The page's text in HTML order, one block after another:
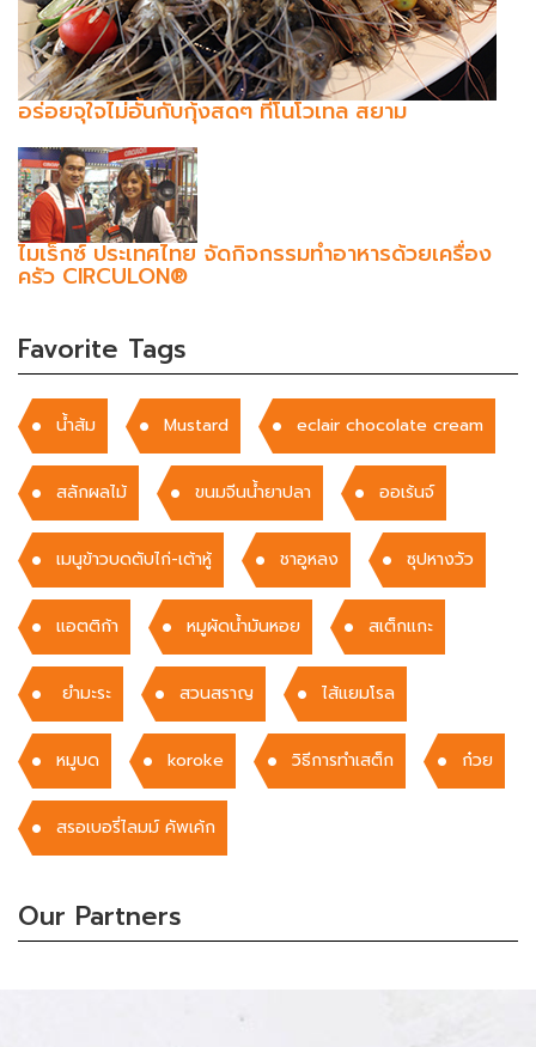
อร่อยจุใจไม่อั้นกับกุ้งสดๆ ที่โนโวเทล สยาม
ไมเร็กซ์ ประเทศไทย จัดกิจกรรมทำอาหารด้วยเครื่อง
ครัว CIRCULON®
Favorite Tags
น้ำส้ม Mustard eclair chocolate cream
สลักผลไม้ ขนมจีนน้ำยาปลา ออเร้นจ์
เมนูข้าวบดตับไก่-เต้าหู้ ชาอูหลง ซุปหางวัว
แอตติก้า หมูผัดน้ำมันหอย สเต็กแกะ
ยำมะระ สวนสราญ ไส้แยมโรล
หมูบด koroke วิธีการทำเสต็ก ก๋วย
สรอเบอรี่ไลมม์ คัพเค้ก
Our Partners